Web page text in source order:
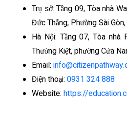
Trụ sở: Tầng 09, Tòa nhà
Đức Thắng, Phường Sài
Hà Nội: Tầng 07, Tòa
Thường Kiệt, phường Cửa
Email:
Điện thoại: 0931 324 888
Website: https://